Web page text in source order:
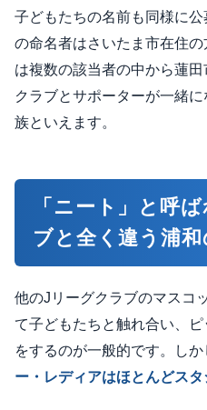
子どもたちの名前も同様に
の命名者はさいたま市在住
は複数の該当者の中から蓮田
クラブとサポーターが一緒
族といえます。
「ニート」と呼
ブと全く違う浦
他のJリーグクラブのマスコ
て子どもたちと触れ合い、
をするのが一般的です。しか
ー・レディアはほとんどスタ